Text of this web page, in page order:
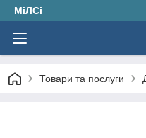
МіЛСі
Товари та послуги